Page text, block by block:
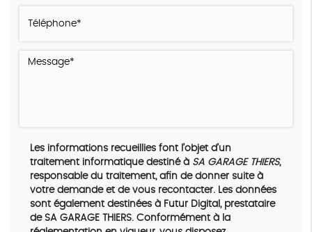
Les informations recueillies font l’objet d’un
traitement informatique destiné àSA GARAGE THIERS,
responsable du traitement, afin de donner suite à
votre demande et de vous recontacter. Les données
sont également destinées à Futur Digital, prestataire
de SA GARAGE THIERS. Conformément à la